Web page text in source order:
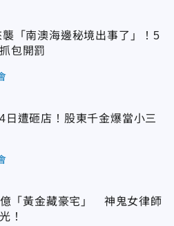
「南澳海邊秘境出事了」！5
包開罰
日遭砸店！股東千金爆當小三
「黃金藏豪宅」 神鬼女律師
！